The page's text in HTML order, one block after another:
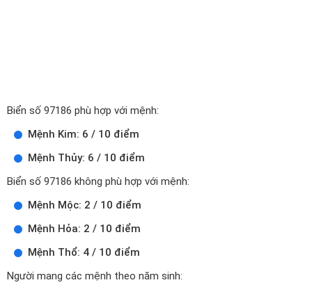
Biển số 97186 phù hợp với mệnh:
Mệnh Kim: 6 / 10 điểm
Mệnh Thủy: 6 / 10 điểm
Biển số 97186 không phù hợp với mệnh:
Mệnh Mộc: 2 / 10 điểm
Mệnh Hỏa: 2 / 10 điểm
Mệnh Thổ: 4 / 10 điểm
Người mang các mệnh theo năm sinh: